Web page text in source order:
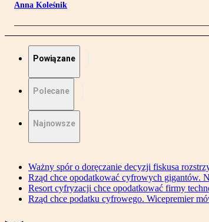
Anna Koleśnik
Powiązane
Polecane
Najnowsze
Ważny spór o doręczanie decyzji fiskusa
Rząd chce opodatkować cyfrowych gigantów.
Resort cyfryzacji chce opodatkować firmy
Rząd chce podatku cyfrowego. Wicepremier